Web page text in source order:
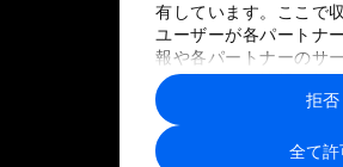
有しています。ここで
ユーザーが各パートナ
報や各パートナーのサ
に収集された情報と組
トナーによって使用さ
す。
全て許
拒否
プライバシーポリシーと